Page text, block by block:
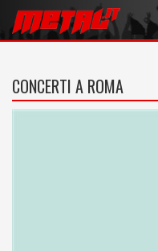
CONCERTI A ROMA